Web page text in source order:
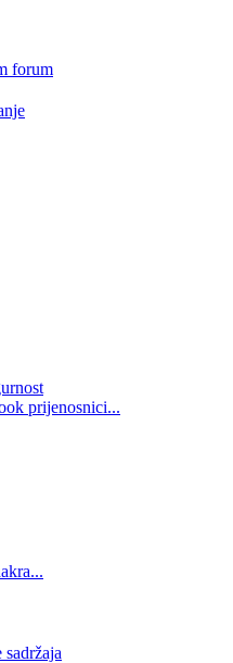
forum
prijenosnici...